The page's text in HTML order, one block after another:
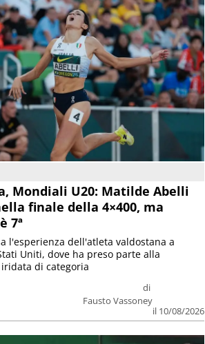
Mondiali U20: Matilde Abelli
finale della 4×400, ma
7ª
di
Fausto Vassoney
il 10/08/2026
l'esperienza dell'atleta valdostana a
Uniti, dove ha preso parte alla
di categoria